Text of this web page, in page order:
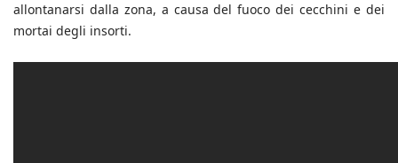
allontanarsi dalla zona, a causa del fuoco dei cecchini e dei
mortai degli insorti.